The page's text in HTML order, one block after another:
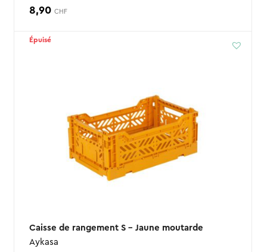
8,90 CHF
Épuisé
Caisse de rangement S – Jaune moutarde
Aykasa